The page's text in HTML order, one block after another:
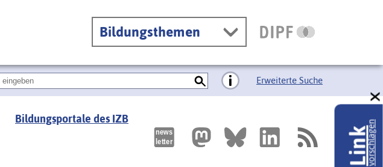
Bildungsthemen
Erweiterte Suche
Bildungsportale des IZB
Linkvorschlagen